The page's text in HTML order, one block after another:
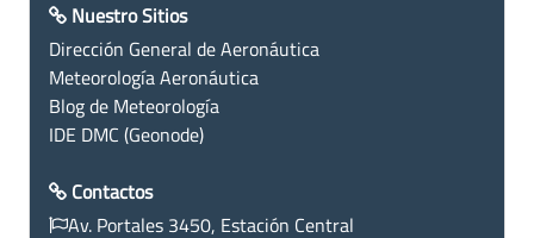
Nuestro Sitios
Dirección General de Aeronáutica
Meteorología Aeronáutica
Blog de Meteorología
IDE DMC (Geonode)
Contactos
Av. Portales 3450, Estación Central